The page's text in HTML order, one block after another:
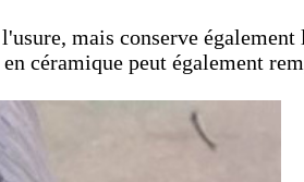
mais conserve également
céramique peut également